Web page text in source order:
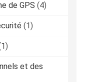
de GPS (4)
(1)
et des